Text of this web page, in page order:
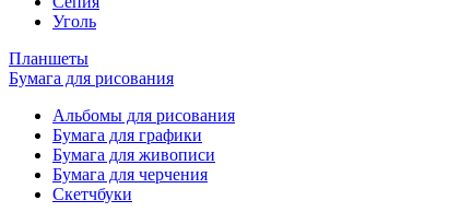
Уголь
Планшеты
Бумага для рисования
Альбомы для рисования
Бумага для графики
Бумага для живописи
Бумага для черчения
Скетчбуки